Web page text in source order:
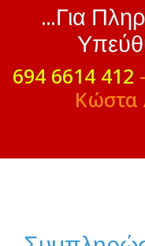
...Για
694 6614 412 -
Κώστα